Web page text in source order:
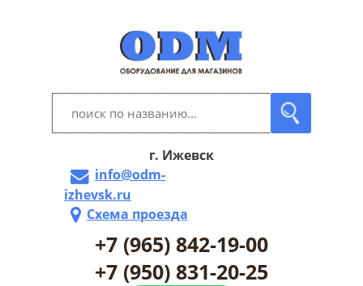
г. Ижевск
info@odm-
izhevsk.ru
Схема проезда
+7 (965) 842-19-00
+7 (950) 831-20-25